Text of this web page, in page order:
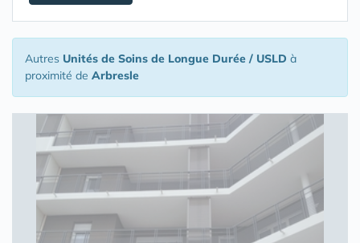
Autres Unités de Soins de Longue Durée / USLD à
proximité de Arbresle